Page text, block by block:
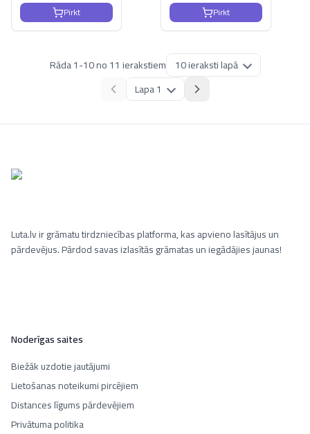
Pirkt Pirkt
Rāda1-10no11 ierakstiem
Luta.lv ir grāmatu tirdzniecības platforma, kas apvieno lasītājus un
pārdevējus. Pārdod savas izlasītās grāmatas un iegādājies jaunas!
Noderīgas saites
Biežāk uzdotie jautājumi
Lietošanas noteikumi pircējiem
Distances līgums pārdevējiem
Privātuma politika